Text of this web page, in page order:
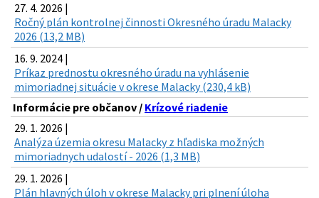
27. 4. 2026 |
Ročný plán kontrolnej činnosti Okresného úradu Malacky
2026 (13,2 MB)
16. 9. 2024 |
Príkaz prednostu okresného úradu na vyhlásenie
mimoriadnej situácie v okrese Malacky (230,4 kB)
Informácie pre občanov / Krízové riadenie
29. 1. 2026 |
Analýza územia okresu Malacky z hľadiska možných
mimoriadnych udalostí - 2026 (1,3 MB)
29. 1. 2026 |
Plán hlavných úloh v okrese Malacky pri plnení úloha